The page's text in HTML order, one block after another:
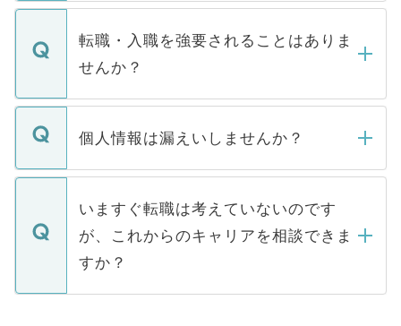
ます。通常、5営業日以内にはご連絡をせて
いただきますので、しばらくお待ちくださ
マイナビDOCTORで取り扱っている求人の
うち約3割は、Webサイトからご覧いただ
けない「非公開求人」です。非公開求人は
下記の理由によって、一般には公開してい
ません。
■応募殺到を避けるため 人気のある医療機
関を公にしてしまうと、応募が殺到する場
に、医療機関が求める条件に合った人材の
みを人材紹介会社に依頼するケースが増え
ています。
転職・入職を強要されることはありま
せんか？
転職・入職を強要することは一切ありませ
ん。また、仮に応募先から内定をいただい
定を承諾する必要はありません。内定先へ
の辞退の連絡はキャリアパートナーが行い
個人情報は漏えいしませんか？
個人情報が漏えいすることはありませんの
で、ご安心ください。当サイトからの登録
などで収集したご登録者様の個人情報は、
ご本人のキャリアアップおよび転職活動の
支援を目的に使用いたします。お預かりし
ているすべての個人データはご本人の許可
いますぐ転職は考えていないのです
が、これからのキャリアを相談できま
すか？